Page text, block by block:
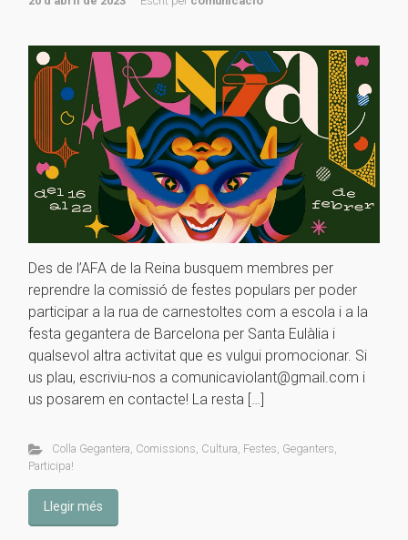
Des de l’AFA de la Reina busquem membres per
reprendre la comissió de festes populars per poder
participar a la rua de carnestoltes com a escola i a la
festa gegantera de Barcelona per Santa Eulàlia i
qualsevol altra activitat que es vulgui promocionar. Si
us plau, escriviu-nos a comunicaviolant@gmail.com i
us posarem en contacte! La resta […]
Colla Gegantera, Comissions, Cultura, Festes, Geganters,
Participa!
Llegir més